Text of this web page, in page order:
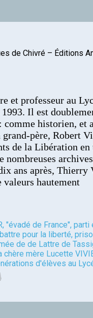
de Chivré – Éditions
et professeur au
Il est
historien, et
père, Robert
de la Libération en
nombreuses
ans après, Thierry
hautement
"évadé de France", parti
pour la liberté,
de de Lattre de
mère Lucette
d'élèves au